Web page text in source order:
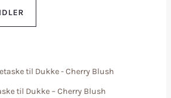
til Dukke – Cherry Blush